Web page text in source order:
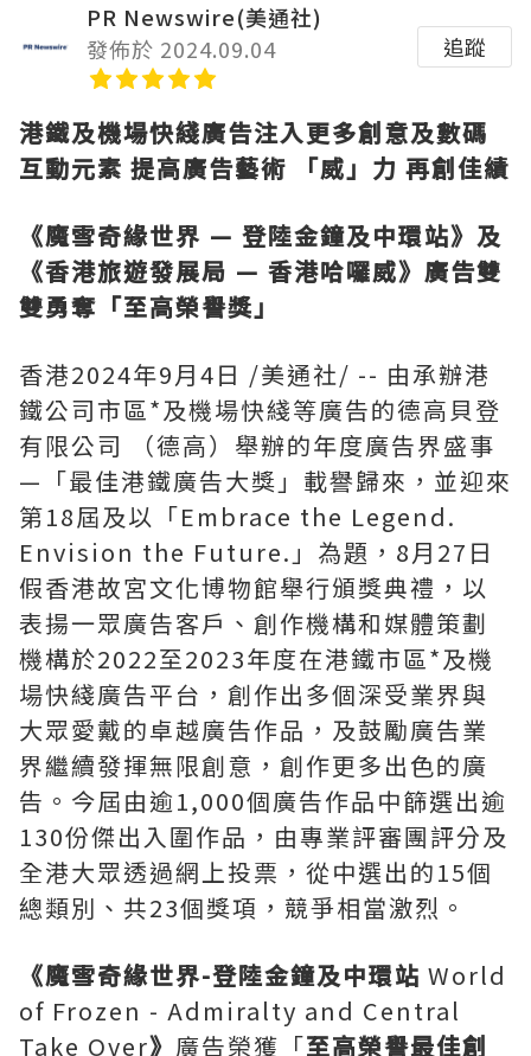
PR Newswire(美通社)
發佈於 2024.09.04
追蹤
港鐵及機場快綫廣告注入更多創意及數碼
互動元素 提高廣告藝術 「威」力 再創佳績
《魔雪奇緣世界 — 登陸金鐘及中環站》及
《香港旅遊發展局 — 香港哈囉威》廣告雙
雙勇奪「至高榮譽獎」
香港2024年9月4日 /美通社/ -- 由承辦港
鐵公司市區*及機場快綫等廣告的德高貝登
有限公司 （德高）舉辦的年度廣告界盛事
—「最佳港鐵廣告大獎」載譽歸來，並迎來
第18屆及以「Embrace the Legend.
Envision the Future.」為題，8月27日
假香港故宮文化博物館舉行頒獎典禮，以
表揚一眾廣告客戶、創作機構和媒體策劃
機構於2022至2023年度在港鐵市區*及機
場快綫廣告平台，創作出多個深受業界與
大眾愛戴的卓越廣告作品，及鼓勵廣告業
界繼續發揮無限創意，創作更多出色的廣
告。今屆由逾1,000個廣告作品中篩選出逾
130份傑出入圍作品，由專業評審團評分及
全港大眾透過網上投票，從中選出的15個
總類別、共23個獎項，競爭相當激烈。
《魔雪奇緣世界-登陸金鐘及中環站 World
of Frozen - Admiralty and Central
Take Over》 廣告榮獲「至高榮譽最佳創